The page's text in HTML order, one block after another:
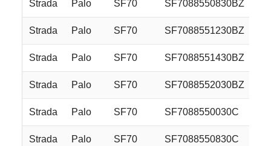
Strada Palo SF70 SF7088550830BZ
Strada Palo SF70 SF7088551230BZ
Strada Palo SF70 SF7088551430BZ
Strada Palo SF70 SF7088552030BZ
Strada Palo SF70 SF7088550030C
Strada Palo SF70 SF7088550830C